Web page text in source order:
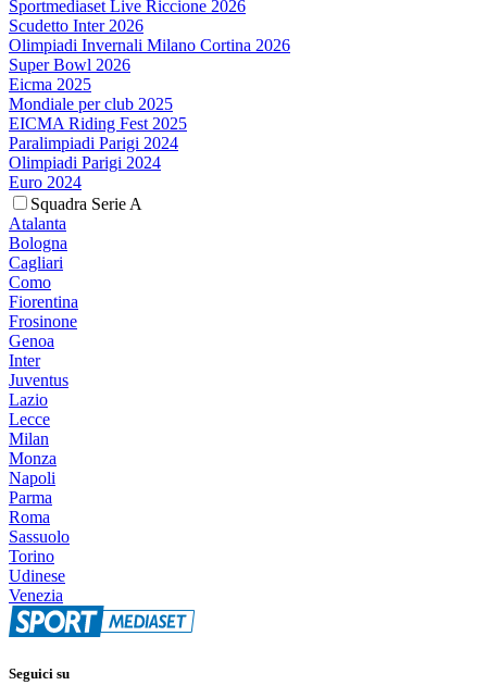
Sportmediaset Live Riccione 2026
Scudetto Inter 2026
Olimpiadi Invernali Milano Cortina 2026
Super Bowl 2026
Eicma 2025
Mondiale per club 2025
EICMA Riding Fest 2025
Paralimpiadi Parigi 2024
Olimpiadi Parigi 2024
Euro 2024
Squadra Serie A
Atalanta
Bologna
Cagliari
Como
Fiorentina
Frosinone
Genoa
Inter
Juventus
Lazio
Lecce
Milan
Monza
Napoli
Parma
Roma
Sassuolo
Torino
Udinese
Venezia
Seguici su